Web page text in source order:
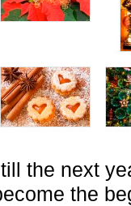
the next
the